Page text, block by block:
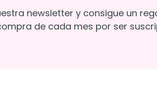
newsletter y consigue un
de cada mes por ser